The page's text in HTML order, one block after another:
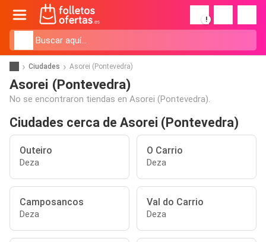
!
Ciudades Asorei (Pontevedra)
Asorei (Pontevedra)
No se encontraron tiendas en Asorei (Pontevedra).
Ciudades cerca de Asorei (Pontevedra)
Outeiro
Deza
O Carrio
Deza
Camposancos
Deza
Val do Carrio
Deza